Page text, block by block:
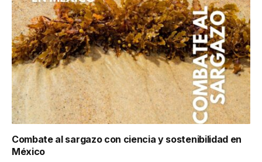
Combate al sargazo con ciencia y sostenibilidad en
México